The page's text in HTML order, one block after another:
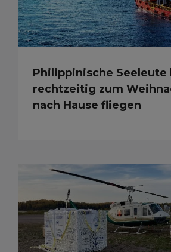
Philippinische Seeleute
rechtzeitig zum
nach Hause fliegen